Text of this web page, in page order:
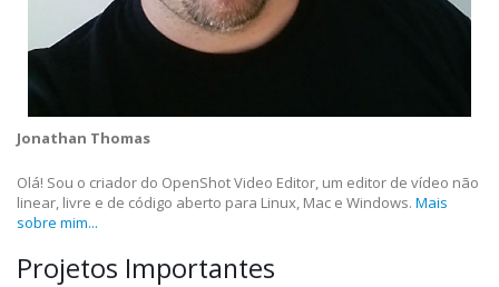
Jonathan Thomas
Olá! Sou o criador do OpenShot Video Editor, um editor de vídeo não
linear, livre e de código aberto para Linux, Mac e Windows. Mais
sobre mim...
Projetos Importantes